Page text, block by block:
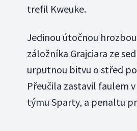
trefil Kweuke.
Jedinou útočnou
záložníka Grajciara ze
urputnou bitvu o střed
Přeučila zastavil faulem
týmu Sparty, a penaltu